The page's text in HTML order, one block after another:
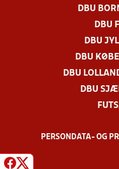
DBU
DBU
DBU
DBU
DBU
DBU
PERSONDATA- OG